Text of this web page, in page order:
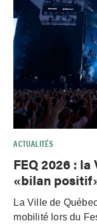
ACTUALITÉS
FEQ 2026 :
«bilan
La Ville de
mobilité lors du